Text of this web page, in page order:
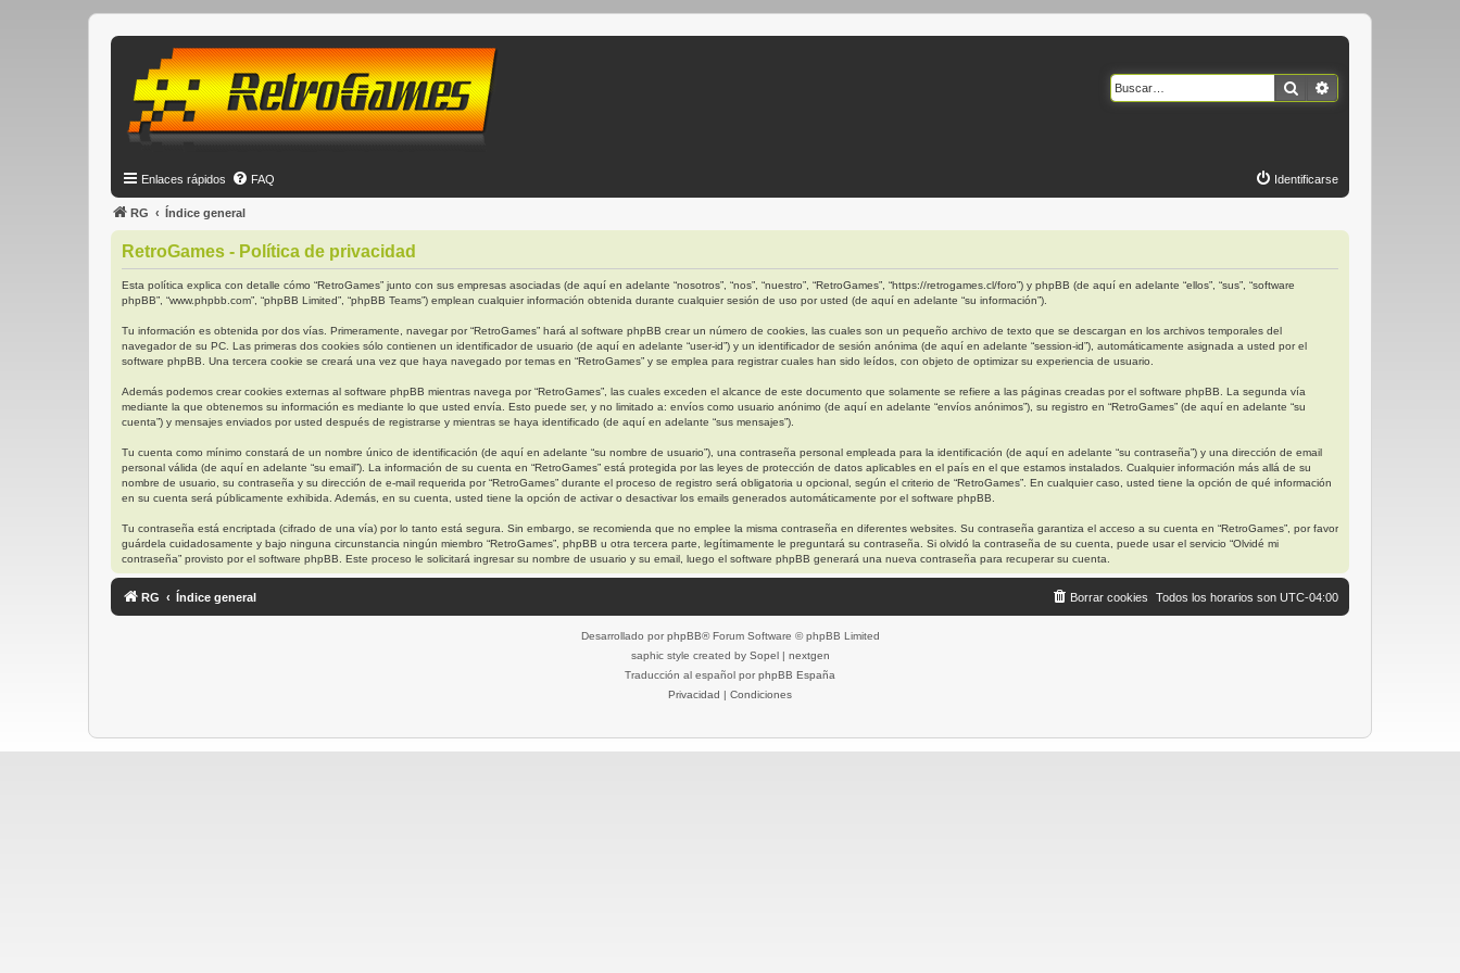
Buscar
Enlaces rápidos FAQ Identificarse
RG Índice general
RetroGames - Política de privacidad
Esta política explica con detalle cómo “RetroGames” junto con sus empresas asociadas (de aquí en adelante “nosotros”, “nos”, “nuestro”, “RetroGames”, “https://retrogames.cl/foro”) y phpBB (de aquí en adelante “ellos”, “sus”, “software
phpBB”, “www.phpbb.com”, “phpBB Limited”, “phpBB Teams”) emplean cualquier información obtenida durante cualquier sesión de uso por usted (de aquí en adelante “su información”).
Tu información es obtenida por dos vías. Primeramente, navegar por “RetroGames” hará al software phpBB crear un número de cookies, las cuales son un pequeño archivo de texto que se descargan en los archivos temporales del
navegador de su PC. Las primeras dos cookies sólo contienen un identificador de usuario (de aquí en adelante “user-id”) y un identificador de sesión anónima (de aquí en adelante “session-id”), automáticamente asignada a usted por el
software phpBB. Una tercera cookie se creará una vez que haya navegado por temas en “RetroGames” y se emplea para registrar cuales han sido leídos, con objeto de optimizar su experiencia de usuario.
Además podemos crear cookies externas al software phpBB mientras navega por “RetroGames”, las cuales exceden el alcance de este documento que solamente se refiere a las páginas creadas por el software phpBB. La segunda vía
mediante la que obtenemos su información es mediante lo que usted envía. Esto puede ser, y no limitado a: envíos como usuario anónimo (de aquí en adelante “envíos anónimos”), su registro en “RetroGames” (de aquí en adelante “su
cuenta”) y mensajes enviados por usted después de registrarse y mientras se haya identificado (de aquí en adelante “sus mensajes”).
Tu cuenta como mínimo constará de un nombre único de identificación (de aquí en adelante “su nombre de usuario”), una contraseña personal empleada para la identificación (de aquí en adelante “su contraseña”) y una dirección de email
personal válida (de aquí en adelante “su email”). La información de su cuenta en “RetroGames” está protegida por las leyes de protección de datos aplicables en el país en el que estamos instalados. Cualquier información más allá de su
nombre de usuario, su contraseña y su dirección de e-mail requerida por “RetroGames” durante el proceso de registro será obligatoria u opcional, según el criterio de “RetroGames”. En cualquier caso, usted tiene la opción de qué información
en su cuenta será públicamente exhibida. Además, en su cuenta, usted tiene la opción de activar o desactivar los emails generados automáticamente por el software phpBB.
Tu contraseña está encriptada (cifrado de una vía) por lo tanto está segura. Sin embargo, se recomienda que no emplee la misma contraseña en diferentes websites. Su contraseña garantiza el acceso a su cuenta en “RetroGames”, por favor
guárdela cuidadosamente y bajo ninguna circunstancia ningún miembro “RetroGames”, phpBB u otra tercera parte, legítimamente le preguntará su contraseña. Si olvidó la contraseña de su cuenta, puede usar el servicio “Olvidé mi
contraseña” provisto por el software phpBB. Este proceso le solicitará ingresar su nombre de usuario y su email, luego el software phpBB generará una nueva contraseña para recuperar su cuenta.
RG Índice general Todos los horarios son UTC-04:00
Borrar cookies
Desarrollado por phpBB® Forum Software © phpBB Limited
saphic style created by Sopel| nextgen
Traducción al español por phpBB España
Privacidad | Condiciones